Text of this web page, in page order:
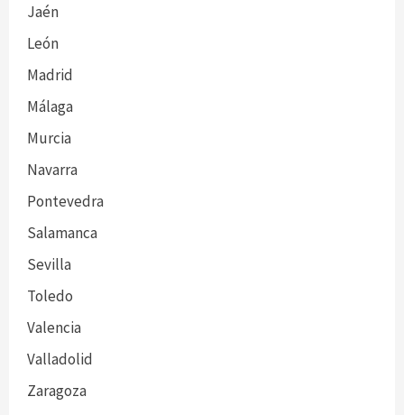
Jaén
León
Madrid
Málaga
Murcia
Navarra
Pontevedra
Salamanca
Sevilla
Toledo
Valencia
Valladolid
Zaragoza